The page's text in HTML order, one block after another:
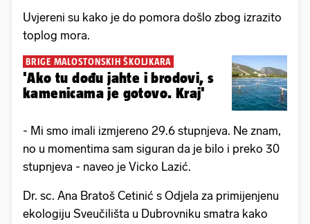
Uvjereni su kako je do pomora došlo zbog izrazito
toplog mora.
BRIGE MALOSTONSKIH ŠKOLJKARA
'Ako tu dođu jahte i brodovi, s
kamenicama je gotovo. Kraj'
- Mi smo imali izmjereno 29.6 stupnjeva. Ne znam,
no u momentima sam siguran da je bilo i preko 30
stupnjeva - naveo je Vicko Lazić.
Dr. sc. Ana Bratoš Cetinić s Odjela za primijenjenu
ekologiju Sveučilišta u Dubrovniku smatra kako